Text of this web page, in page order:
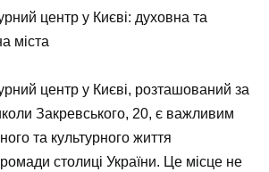
центр у Києві: духовна та
міста
центр у Києві, розташований за
Закревського, 20, є важливим
та культурного життя
столиці України. Це місце не